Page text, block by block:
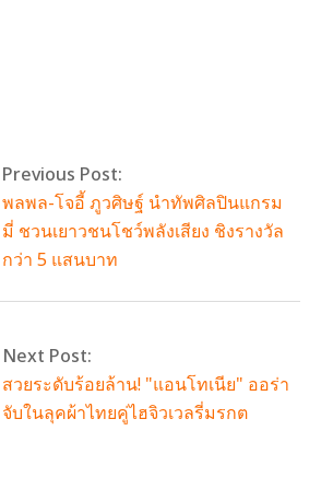
Previous Post:
พลพล-โจอี้ ภูวศิษฐ์ นำทัพศิลปินแกรม
มี่ ชวนเยาวชนโชว์พลังเสียง ชิงรางวัล
กว่า 5 แสนบาท
Next Post:
สวยระดับร้อยล้าน! "แอนโทเนีย" ออร่า
จับในลุคผ้าไทยคู่ไฮจิวเวลรี่มรกต